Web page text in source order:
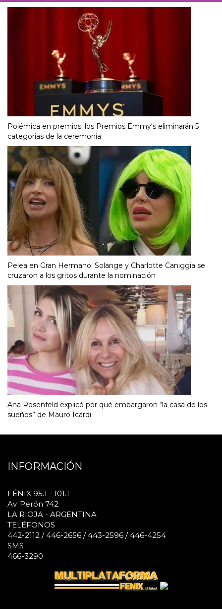
Polémica en premios: los Premios Emmy‘s eliminarán 5
categorias de la ceremonia
Pelea en Gran Hermano: Solange y Charlotte Caniggia se
cruzaron a los gritos durante la nominación
Ana Rosenfeld explicó por qué embargaron “la casa de los
sueños” de Mauro Icardi
INFORMACIÓN
FÉNIX 95.1 - 101.1
Av. Perón 742
LA RIOJA - ARGENTINA
TELÉFONOS
442-2112 / 446-2656 / 443-2596 / 446-4254
SMS
466-3290